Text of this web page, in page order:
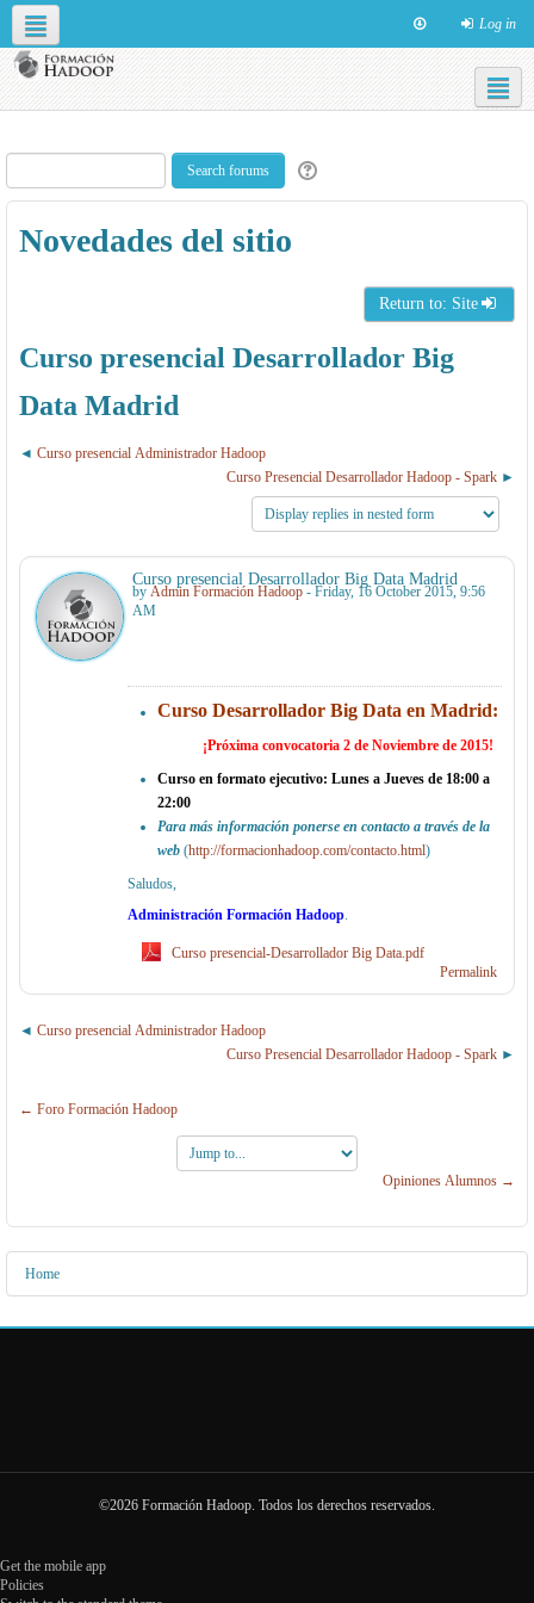
Log in
English ‎(en)‎
Novedades del sitio
Return to: Site
Curso presencial Desarrollador Big
Data Madrid
Curso presencial Administrador Hadoop
Curso Presencial Desarrollador Hadoop - Spark
Curso presencial Desarrollador Big Data Madrid
by Admin Formación Hadoop - Friday, 16 October 2015, 9:56
AM
Curso Desarrollador Big Data en Madrid:
¡Próxima convocatoria 2 de Noviembre de 2015!
Curso en formato ejecutivo: Lunes a Jueves de 18:00 a
22:00
Para más información ponerse en contacto a través de la
web (http://formacionhadoop.com/contacto.html)
Saludos,
Administración Formación Hadoop.
Curso presencial-Desarrollador Big Data.pdf
Permalink
Curso presencial Administrador Hadoop
Curso Presencial Desarrollador Hadoop - Spark
← Foro Formación Hadoop
Jump
to...
Opiniones Alumnos →
Home
©2026 Formación Hadoop. Todos los derechos reservados.
Get the mobile app
Policies